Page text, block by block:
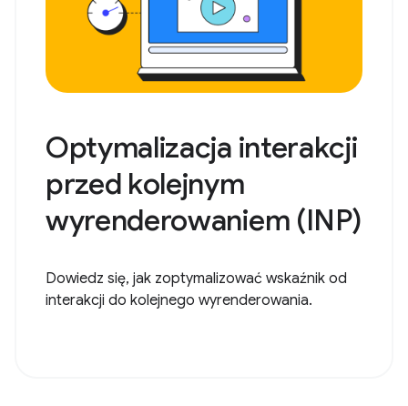
Optymalizacja interakcji
przed kolejnym
wyrenderowaniem (INP)
Dowiedz się, jak zoptymalizować wskaźnik od
interakcji do kolejnego wyrenderowania.